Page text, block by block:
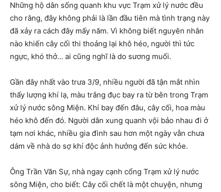
Những hộ dân sống quanh khu vực Trạm xử lý nước đều
cho rằng, đây không phải là lần đầu tiên mà tình trạng này
đã xảy ra cách đây mấy năm. Vì không biết nguyên nhân
nào khiến cây cối thi thoảng lại khô héo, người thì tức
ngực, khó thở… ai cũng nghĩ là do sương muối.
Gần đây nhất vào trưa 3/9, nhiều người đã tận mắt nhìn
thấy lượng khí lạ, màu trắng đục bay ra từ bên trong Trạm
xử lý nước sông Miện. Khí bay đến đâu, cây cối, hoa màu
héo khô đến đó. Người dân xung quanh vội bảo nhau đi ở
tạm nơi khác, nhiều gia đình sau hơn một ngày vẫn chưa
dám về nhà do sợ khí độc ảnh hưởng đến sức khỏe.
Ông Trần Văn Sự, nhà ngay cạnh cổng Trạm xử lý nước
sông Miện, cho biết: Cây cối chết là một chuyện, nhưng